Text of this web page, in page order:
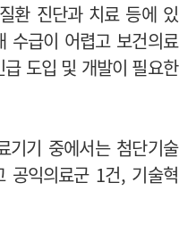
환 진단과 치료 등에 있
수급이 어렵고 보건의료
도입 및 개발이 필요한
기기 중에서는 첨단기술
공익의료군 1건, 기술혁